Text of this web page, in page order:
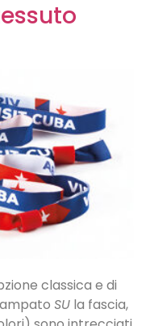
classica e di
SU la fascia,